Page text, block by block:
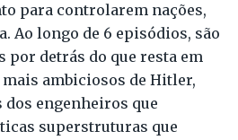
para controlarem nações,
Ao longo de 6 episódios, são
por detrás do que resta em
ambiciosos de Hitler,
engenheiros que
superstruturas que